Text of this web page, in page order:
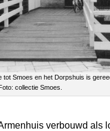
tot Smoes en het Dorpshuis is
collectie Smoes.
verbouwd